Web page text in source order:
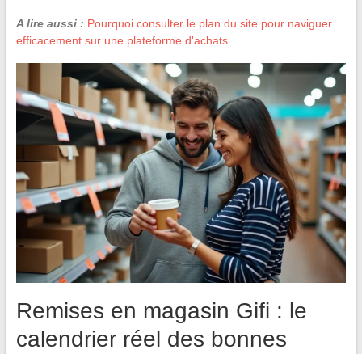
A lire aussi : Pourquoi consulter le plan du site pour naviguer
efficacement sur une plateforme d'achats
Remises en magasin Gifi : le
calendrier réel des bonnes